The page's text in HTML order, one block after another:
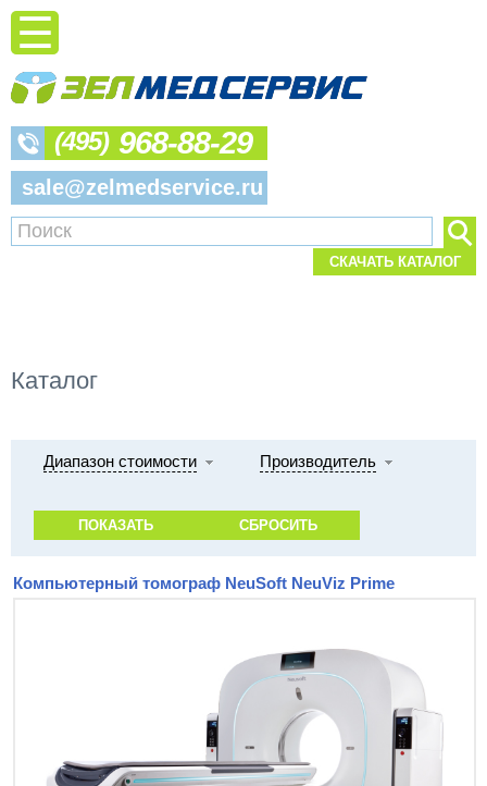
(495) 968-88-29
sale@zelmedservice.ru
СКАЧАТЬ КАТАЛОГ
Каталог
Диапазон стоимости Производитель
Компьютерный томограф NeuSoft NeuViz Prime